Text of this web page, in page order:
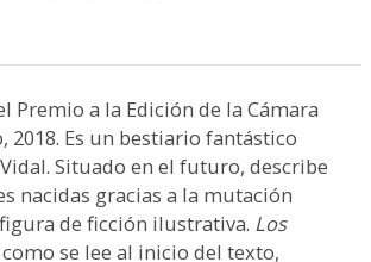
Premio a la Edición de la Cámara
2018. Es un bestiario fantástico
Situado en el futuro, describe
nacidas gracias a la mutación
de ficción ilustrativa. Los
se lee al inicio del texto,